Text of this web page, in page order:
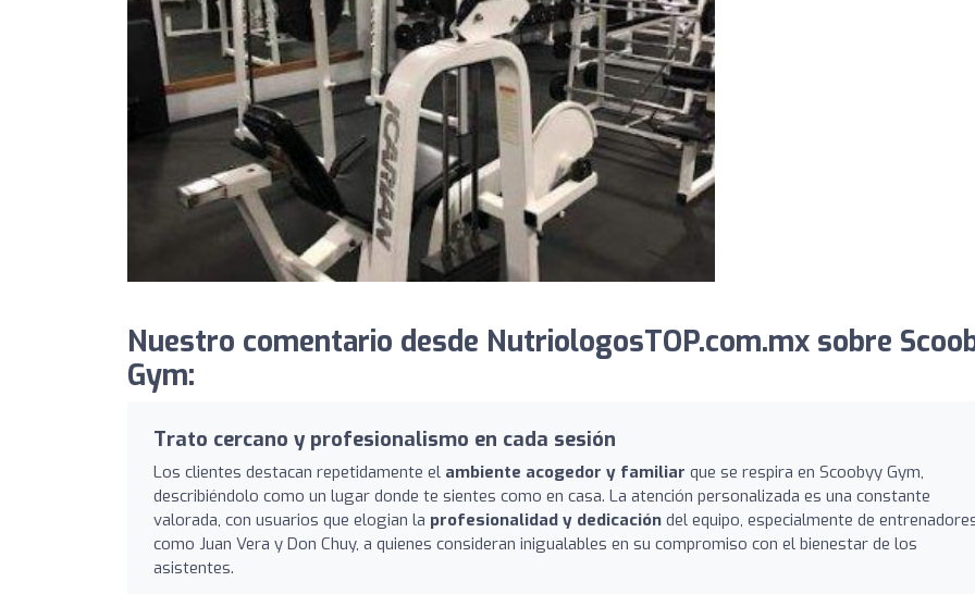
Nuestro comentario desde NutriologosTOP.com.mx sobre
Gym:
Trato cercano y profesionalismo en cada sesión
Los clientes destacan repetidamente el ambiente acogedor y familiar que se respira en Scoobyy Gym,
describiéndolo como un lugar donde te sientes como en casa. La atención personalizada es una constante
valorada, con usuarios que elogian la profesionalidad y dedicación del equipo, especialmente de
como Juan Vera y Don Chuy, a quienes consideran inigualables en su compromiso con el bienestar de los
asistentes.